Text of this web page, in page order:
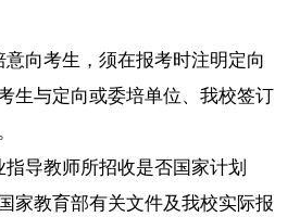
向考生，须在报考时注明定向
生与定向或委培单位、我校签订
导教师所招收是否国家计划
家教育部有关文件及我校实际报